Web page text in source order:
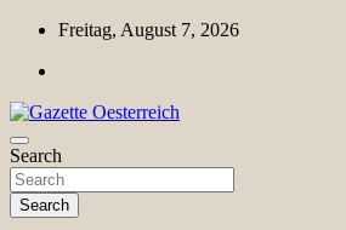
Skip
content
Freitag, August 7, 2026
Gazette Oesterreich
Magazin für Freizeit, Politik, Kultur &
Search
Search